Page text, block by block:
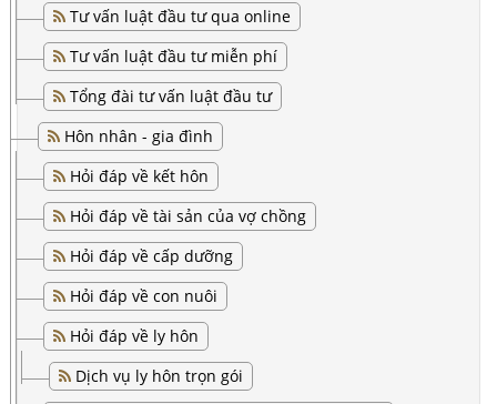
Tư vấn luật đầu tư qua online
Tư vấn luật đầu tư miễn phí
Tổng đài tư vấn luật đầu tư
Hôn nhân - gia đình
Hỏi đáp về kết hôn
Hỏi đáp về tài sản của vợ chồng
Hỏi đáp về cấp dưỡng
Hỏi đáp về con nuôi
Hỏi đáp về ly hôn
Dịch vụ ly hôn trọn gói